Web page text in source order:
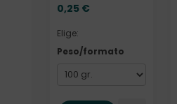
0,25 €
Elige:
Peso/formato